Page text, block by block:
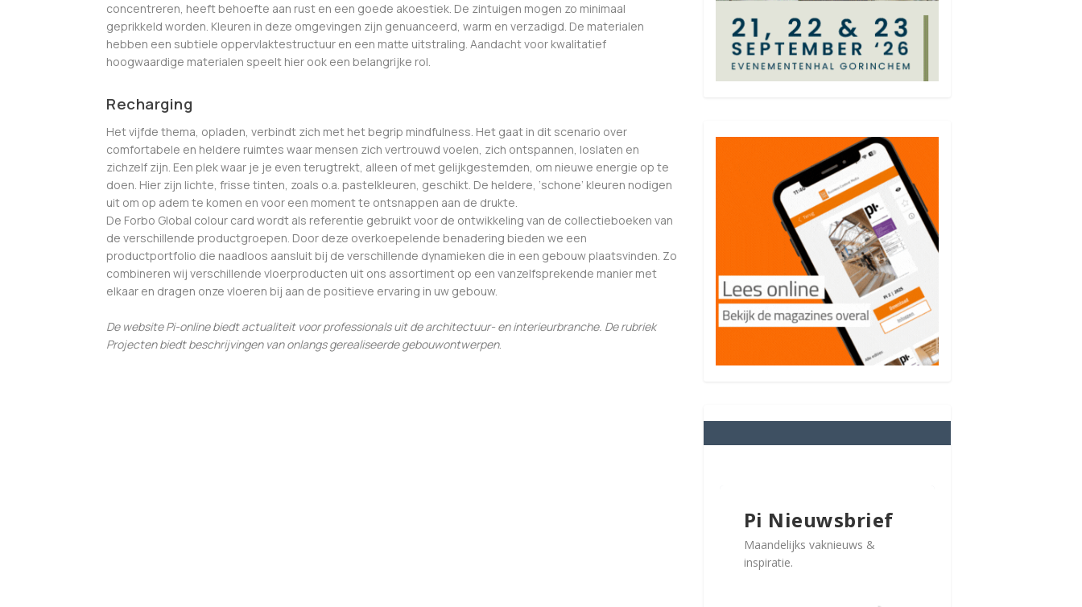
concentreren, heeft behoefte aan rust en een goede akoestiek. De zintuigen mogen zo minimaal
geprikkeld worden. Kleuren in deze omgevingen zijn genuanceerd, warm en verzadigd. De materialen
hebben een subtiele oppervlaktestructuur en een matte uitstraling. Aandacht voor kwalitatief
hoogwaardige materialen speelt hier ook een belangrijke rol.
Recharging
Het vijfde thema, opladen, verbindt zich met het begrip mindfulness. Het gaat in dit scenario over
comfortabele en heldere ruimtes waar mensen zich vertrouwd voelen, zich ontspannen, loslaten en
zichzelf zijn. Een plek waar je je even terugtrekt, alleen of met gelijkgestemden, om nieuwe energie op te
doen. Hier zijn lichte, frisse tinten, zoals o.a. pastelkleuren, geschikt. De heldere, ‘schone’ kleuren nodigen
uit om op adem te komen en voor een moment te ontsnappen aan de drukte.
De Forbo Global colour card wordt als referentie gebruikt voor de ontwikkeling van de collectieboeken van
de verschillende productgroepen. Door deze overkoepelende benadering bieden we een
productportfolio die naadloos aansluit bij de verschillende dynamieken die in een gebouw plaatsvinden. Zo
combineren wij verschillende vloerproducten uit ons assortiment op een vanzelfsprekende manier met
elkaar en dragen onze vloeren bij aan de positieve ervaring in uw gebouw.
De website Pi-online biedt actualiteit voor professionals uit de architectuur- en interieurbranche. De rubriek
Projecten biedt beschrijvingen van onlangs gerealiseerde gebouwontwerpen.
Pi Nieuwsbrief
Maandelijks vaknieuws &
inspiratie.